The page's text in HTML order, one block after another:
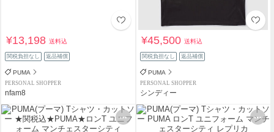
¥13,198送料込
関税負担なし 返品補償
PUMA
PERSONAL SHOPPER
nfam8
¥45,500送料込
関税負担なし 返品補償
PUMA
PERSONAL SHOPPER
シンディー